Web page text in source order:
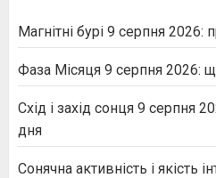
Магнітні бурі 9 серпня 2026:
Фаза Місяця 9 серпня 2026:
Схід і захід сонця 9 серпня
дня
Сонячна активність і якість